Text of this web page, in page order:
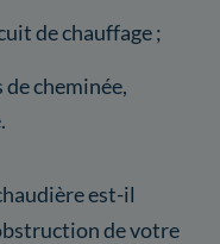
de chauffage ;
cheminée,
est-il
de votre